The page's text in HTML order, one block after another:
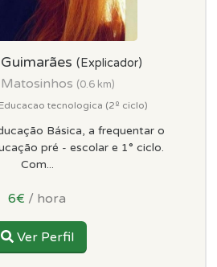
(Explicador)
(0.6 km)
tecnologica (2º ciclo)
Básica, a frequentar o
pré - escolar e 1° ciclo.
Com...
6€ / hora
Ver Perfil